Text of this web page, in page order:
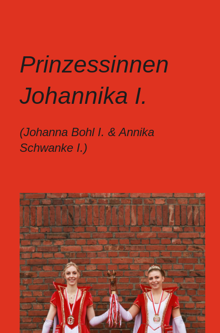
Prinzessinnen
Johannika I.
(Johanna Bohl I. &Annika
Schwanke I.)